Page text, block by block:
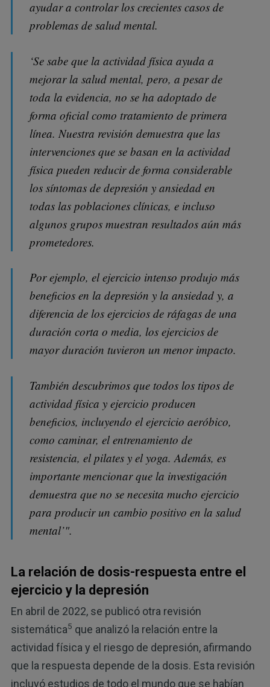
ayudar a controlar los crecientes casos de
problemas de salud mental.
‘Se sabe que la actividad física ayuda a
mejorar la salud mental, pero, a pesar de
toda la evidencia, no se ha adoptado de
forma oficial como tratamiento de primera
línea. Nuestra revisión demuestra que las
intervenciones que se basan en la actividad
física pueden reducir de forma considerable
los síntomas de depresión y ansiedad en
todas las poblaciones clínicas, e incluso
algunos grupos muestran resultados aún más
prometedores.
Por ejemplo, el ejercicio intenso produjo más
beneficios en la depresión y la ansiedad y, a
diferencia de los ejercicios de ráfagas de una
duración corta o media, los ejercicios de
mayor duración tuvieron un menor impacto.
También descubrimos que todos los tipos de
actividad física y ejercicio producen
beneficios, incluyendo el ejercicio aeróbico,
como caminar, el entrenamiento de
resistencia, el pilates y el yoga. Además, es
importante mencionar que la investigación
demuestra que no se necesita mucho ejercicio
para producir un cambio positivo en la salud
mental’".
La relación de dosis-respuesta entre el
ejercicio y la depresión
En abril de 2022, se publicó otra revisión
sistemática5 que analizó la relación entre la
actividad física y el riesgo de depresión, afirmando
que la respuesta depende de la dosis. Esta revisión
incluyó estudios de todo el mundo que se habían